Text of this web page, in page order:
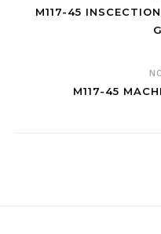
M117-45
M117-45